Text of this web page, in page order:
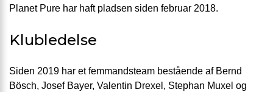
Planet Pure har haft pladsen siden februar 2018.
Klubledelse
Siden 2019 har et femmandsteam bestående af Bernd
Bösch, Josef Bayer, Valentin Drexel, Stephan Muxel og